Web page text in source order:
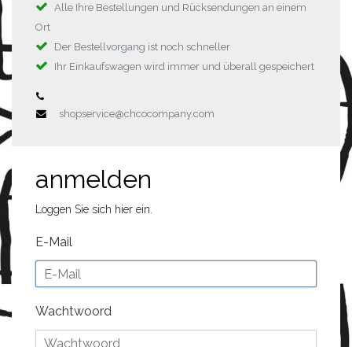
Alle Ihre Bestellungen und Rücksendungen an einem
Ort
Der Bestellvorgang ist noch schneller
Ihr Einkaufswagen wird immer und überall gespeichert
shopservice@chcocompany.com
anmelden
Loggen Sie sich hier ein.
E-Mail
Wachtwoord